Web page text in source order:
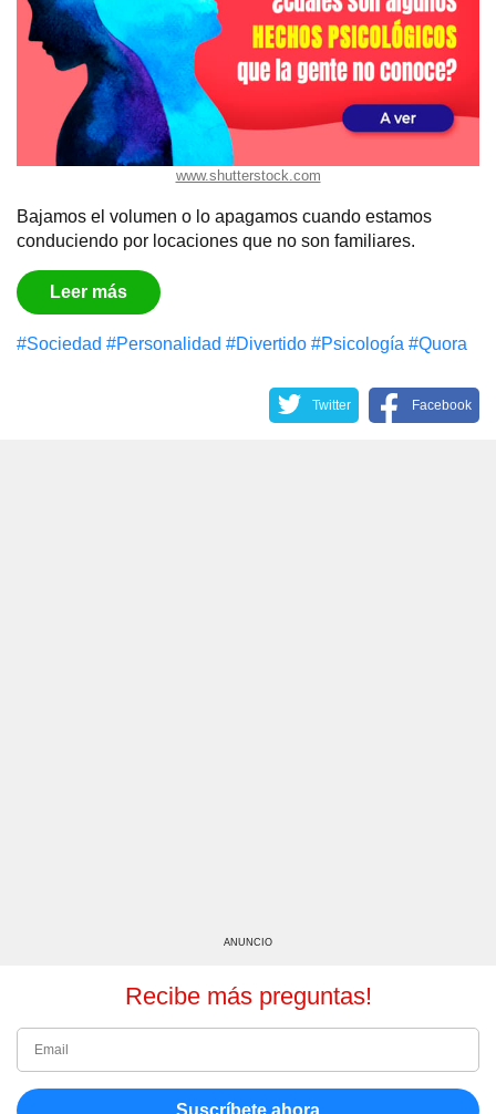
www.shutterstock.com
Bajamos el volumen o lo apagamos cuando estamos
conduciendo por locaciones que no son familiares.
Leer más
#Sociedad #Personalidad #Divertido #Psicología #Quora
Twitter Facebook
ANUNCIO
Recibe más preguntas!
Suscríbete ahora